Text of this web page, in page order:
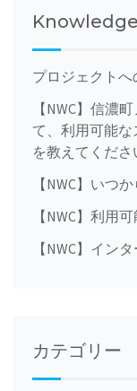
プロジェクトへ
【NWC】信濃
て、利用可能
を教えてくださ
【NWC】いつ
【NWC】利用
【NWC】イン
カテゴリー